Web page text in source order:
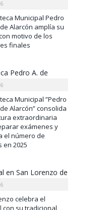
Municipal Pedro
Alarcón amplía su
motivo de los
finales
Municipal ”Pedro
Alarcón” consolida
extraordinaria
exámenes y
el número de
en 2025
celebra el
con su tradicional